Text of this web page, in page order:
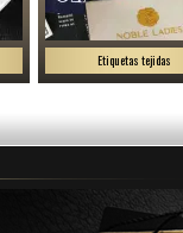
Etiquetas tejidas